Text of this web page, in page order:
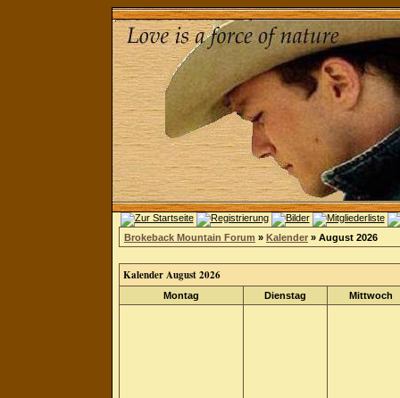
Brokeback Mountain Forum » Kalender » August 2026
Kalender August 2026
Montag Dienstag Mittwoch